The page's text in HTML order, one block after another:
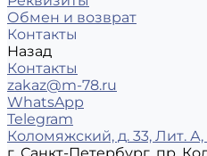
Обмен и возврат
Контакты
Назад
Контакты
zakaz@m-78.ru
WhatsApp
Telegram
Коломяжский, д. 33, Лит.